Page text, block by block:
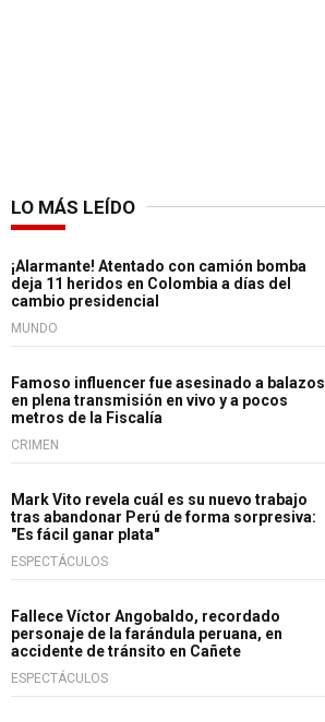
LO MÁS LEÍDO
¡Alarmante! Atentado con camión bomba
deja 11 heridos en Colombia a días del
cambio presidencial
MUNDO
Famoso influencer fue asesinado a balazos
en plena transmisión en vivo y a pocos
metros de la Fiscalía
CRIMEN
Mark Vito revela cuál es su nuevo trabajo
tras abandonar Perú de forma sorpresiva:
"Es fácil ganar plata"
ESPECTÁCULOS
Fallece Víctor Angobaldo, recordado
personaje de la farándula peruana, en
accidente de tránsito en Cañete
ESPECTÁCULOS